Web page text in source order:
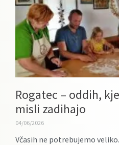
Rogatec – oddih,
misli zadihajo
04/06/2026
Včasih ne potrebujemo